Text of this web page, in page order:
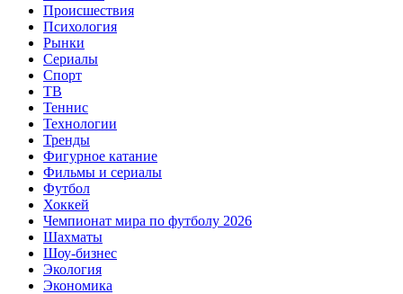
Происшествия
Психология
Рынки
Сериалы
Спорт
ТВ
Теннис
Технологии
Тренды
Фигурное катание
Фильмы и сериалы
Футбол
Хоккей
Чемпионат мира по футболу 2026
Шахматы
Шоу-бизнес
Экология
Экономика